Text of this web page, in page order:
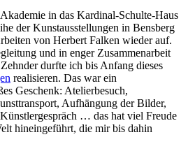
in das Kardinal-Schulte-Haus
der Kunstausstellungen in Bensberg
von Herbert Falken wieder auf.
und in enger Zusammenarbeit
durfte ich bis Anfang dieses
realisieren. Das war ein
Geschenk: Atelierbesuch,
Aufhängung der Bilder,
… das hat viel Freude
hineingeführt, die mir bis dahin